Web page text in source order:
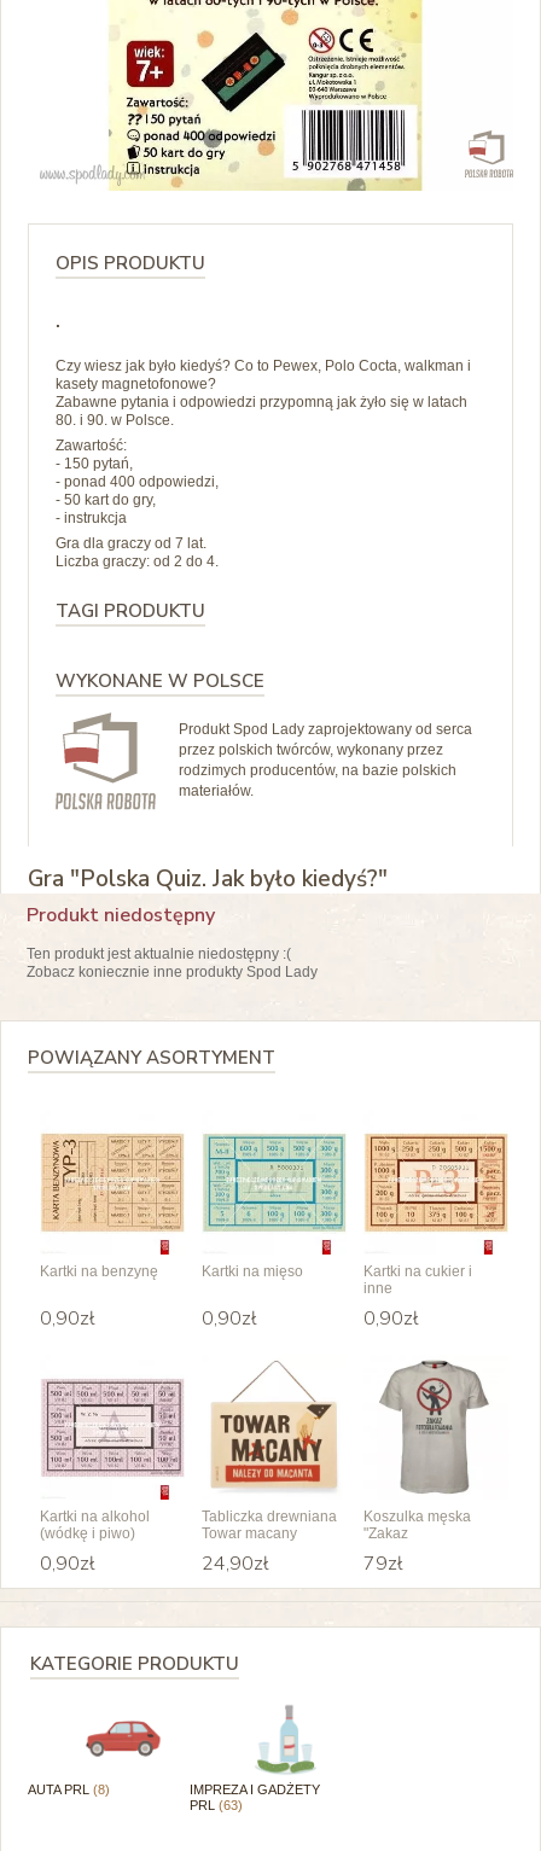
OPIS PRODUKTU
.
Czy wiesz jak było kiedyś? Co to Pewex, Polo Cocta, walkman i
kasety magnetofonowe?
Zabawne pytania i odpowiedzi przypomną jak żyło się w latach
80. i 90. w Polsce.
Zawartość:
- 150 pytań,
- ponad 400 odpowiedzi,
- 50 kart do gry,
- instrukcja
Gra dla graczy od 7 lat.
Liczba graczy: od 2 do 4.
TAGI PRODUKTU
WYKONANE W POLSCE
Produkt Spod Lady zaprojektowany od serca
przez polskich twórców, wykonany przez
rodzimych producentów, na bazie polskich
materiałów.
Gra "Polska Quiz. Jak było kiedyś?"
Produkt niedostępny
Ten produkt jest aktualnie niedostępny :(
Zobacz koniecznie inne produkty Spod Lady
POWIĄZANY ASORTYMENT
Kartki na benzynę
0,90zł
Kartki na mięso
0,90zł
Kartki na cukier i
inne
0,90zł
Kartki na alkohol
(wódkę i piwo)
0,90zł
Tabliczka drewniana
Towar macany
24,90zł
Koszulka męska
"Zakaz
79zł
KATEGORIE PRODUKTU
AUTA PRL (8)
IMPREZA I GADŻETY
PRL (63)